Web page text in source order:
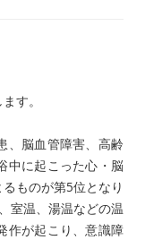
す。
、脳血管障害、高齢
中に起こった心・脳
ものが第5位となり
室温、湯温などの温
作が起こり、意識障